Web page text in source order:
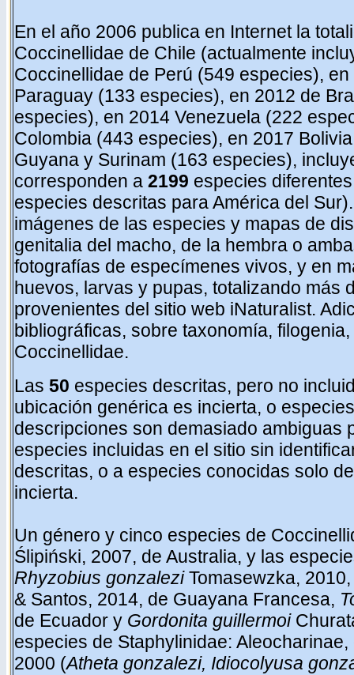
En el año 2006 publica en Internet la
Coccinellidae de Chile (actualmente
Coccinellidae de Perú (549 especies),
Paraguay (133 especies), en 2012 de
especies), en 2014 Venezuela (222
Colombia (443 especies), en 2017
Guyana y Surinam (163 especies),
corresponden a 2199 especies
especies descritas para América del
imágenes de las especies y mapas de
genitalia del macho, de la hembra o
fotografías de especímenes vivos, y en
huevos, larvas y pupas, totalizando más
provenientes del sitio web iNaturalist.
bibliográficas, sobre taxonomía,
Coccinellidae.
Las 50 especies descritas, pero no
ubicación genérica es incierta, o
descripciones son demasiado ambiguas
especies incluidas en el sitio sin
descritas, o a especies conocidas solo
incierta.
Un género y cinco especies de
Ślipiński, 2007, de Australia, y las
Rhyzobius gonzaleziTomasewzka,
& Santos, 2014, de Guayana Francesa,
de Ecuador y Gordonita guillermoi
especies de Staphylinidae:
2000 (Atheta gonzalezi, Idiocolyusa